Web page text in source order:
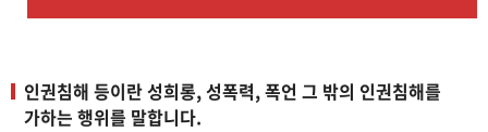
인권침해 등이란 성희롱, 성폭력, 폭언 그 밖의 인권침해를
가하는 행위를 말합니다.